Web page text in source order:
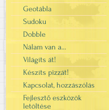
Geotábla
Sudoku
Dobble
Nálam van a…
Világíts át!
Készíts pizzát!
Kapcsolat, hozzászólás
Fejlesztő eszközök
letöltése